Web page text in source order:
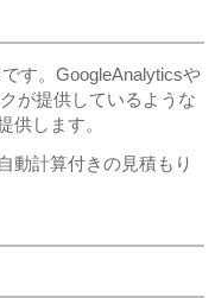
す。GoogleAnalyticsや
が提供しているような
供します。
動計算付きの見積もり